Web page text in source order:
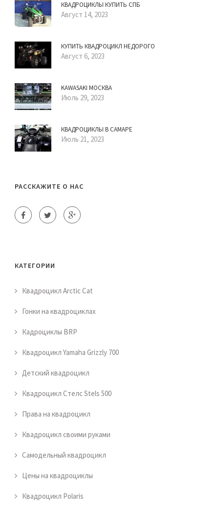
КВАДРОЦИКЛЫ КУПИТЬ СПБ
Август 14, 2023
КУПИТЬ КВАДРОЦИКЛ НЕДОРОГО
Август 6, 2023
KAWASAKI МОСКВА
Июль 29, 2023
КВАДРОЦИКЛЫ В САМАРЕ
Июль 21, 2023
РАССКАЖИТЕ О НАС
КАТЕГОРИИ
Квадроцикл Arctic Cat
Гонки на квадроциклах
Кадроциклы BRP
Квадроцикл Yamaha Grizzly 700
Детский квадроцикл
Квадроцикл Стелс Stels 500
Права на квадроцикл
Квадроцикл своими руками
Самодельный квадроцикл
Цены на квадроциклы
Квадроцикл Polaris